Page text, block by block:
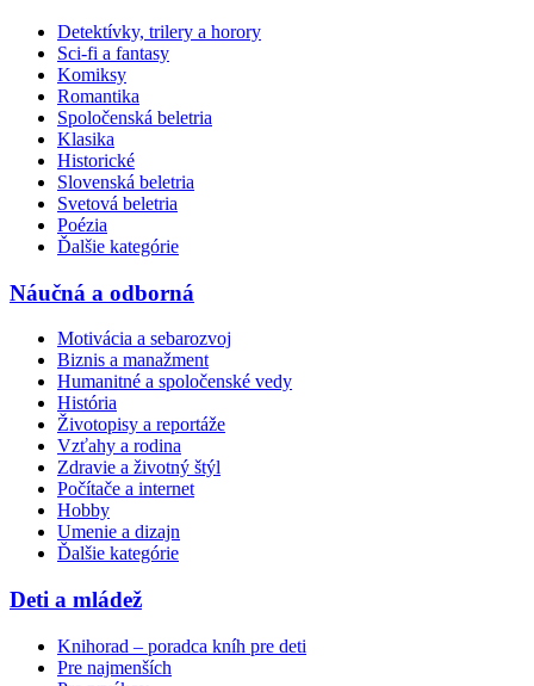
Detektívky, trilery a horory
Sci-fi a fantasy
Komiksy
Romantika
Spoločenská beletria
Klasika
Historické
Slovenská beletria
Svetová beletria
Poézia
Ďalšie kategórie
Náučná a odborná
Motivácia a sebarozvoj
Biznis a manažment
Humanitné a spoločenské vedy
História
Životopisy a reportáže
Vzťahy a rodina
Zdravie a životný štýl
Počítače a internet
Hobby
Umenie a dizajn
Ďalšie kategórie
Deti a mládež
Knihorad – poradca kníh pre deti
Pre najmenších